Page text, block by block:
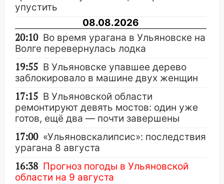
упустить
08.08.2026
20:10 Во время урагана в Ульяновске на
Волге перевернулась лодка
19:55 В Ульяновске упавшее дерево
заблокировало в машине двух женщин
17:15 В Ульяновской области
ремонтируют девять мостов: один уже
готов, ещё два — почти завершены
17:00 «Ульяновскалипсис»: последствия
урагана 8 августа
16:38 Прогноз погоды в Ульяновской
области на 9 августа